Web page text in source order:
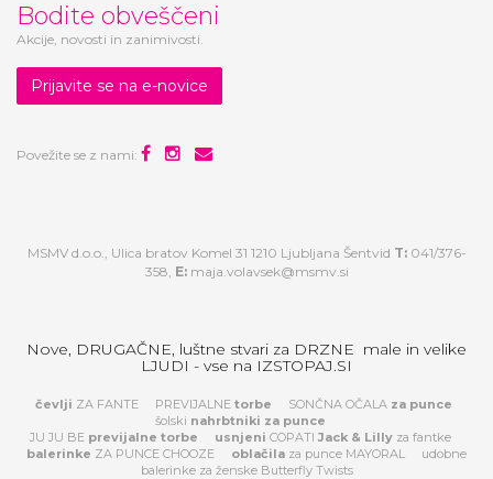
Bodite obveščeni
Akcije, novosti in zanimivosti.
Prijavite se na e-novice
Povežite se z nami:
MSMV d.o.o., Ulica bratov Komel 31 1210 Ljubljana Šentvid T:041/376-
358, E: maja.volavsek@msmv.si
Nove, DRUGAČNE, luštne stvari za DRZNE male in velike
LJUDI - vse na IZSTOPAJ.SI
čevlji ZA FANTE PREVIJALNE torbe SONČNA OČALA za punce
šolski nahrbtniki za punce
JU JU BE previjalne torbe usnjeni COPATI Jack & Lillyza fantke
balerinke ZA PUNCE CHOOZE oblačila za punce MAYORAL
udobne
balerinke za ženske Butterfly Twists